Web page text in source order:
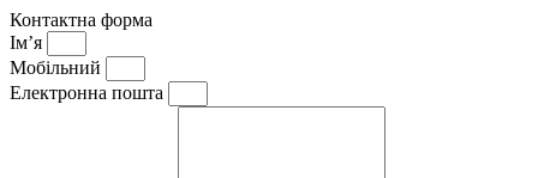
Контактна форма
Ім’я
Мобільний
Електронна пошта